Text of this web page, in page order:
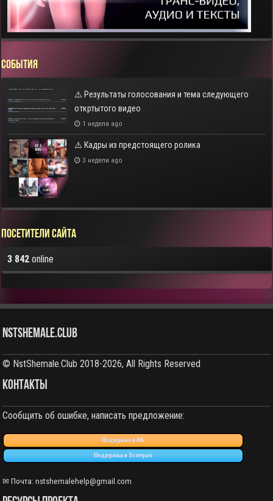
СОБЫТИЯ
⚠️ Результаты голосования и тема следующего
откртытого видео
1 неделя ago
⚠️ Кадры из предстоящего ролика
3 недели ago
Посетители сайта
3 842 online
NstShemale.Club
© NstShemale.Club 2018-2026, All Rights Reserved
КОНТАКТЫ
Сообщить об ошибке, написать предложение:
Поддержка в ВК
Поддержка в Телеграм
✉ Почта:nstshemalehelp@gmail.com